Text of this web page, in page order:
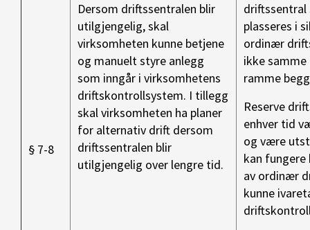
§ 7-8
Dersom driftssentralen blir
utilgjengelig, skal
virksomheten kunne betjene
og manuelt styre anlegg
som inngår i virksomhetens
driftskontrollsystem. I tillegg
skal virksomheten ha planer
for alternativ drift dersom
driftssentralen blir
utilgjengelig over lengre tid.
driftssentral
plasseres i
ordinær
ikke samme
ramme
Reserve
enhver tid
og være
kan fungere
av ordinær
kunne